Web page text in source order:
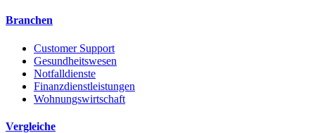
Branchen
Customer Support
Gesundheitswesen
Notfalldienste
Finanzdienstleistungen
Wohnungswirtschaft
Vergleiche